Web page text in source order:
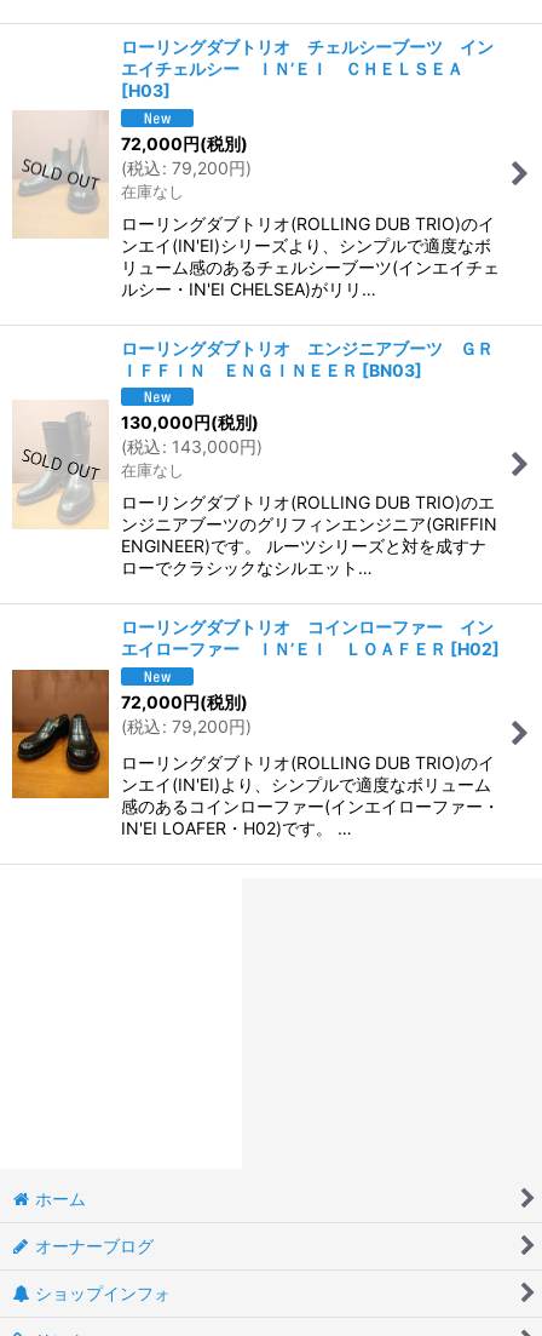
ローリングダブトリオ チェルシーブーツ イン
エイチェルシー ＩＮ’ＥＩ ＣＨＥＬＳＥＡ
[H03]
72,000円(税別)
(税込: 79,200円)
在庫なし
ローリングダブトリオ(ROLLING DUB TRIO)のイ
ンエイ(IN'EI)シリーズより、シンプルで適度なボ
リューム感のあるチェルシーブーツ(インエイチェ
ルシー・IN'EI CHELSEA)がリリ…
ローリングダブトリオ エンジニアブーツ ＧＲ
ＩＦＦＩＮ ＥＮＧＩＮＥＥＲ [BN03]
130,000円(税別)
(税込: 143,000円)
在庫なし
ローリングダブトリオ(ROLLING DUB TRIO)のエ
ンジニアブーツのグリフィンエンジニア(GRIFFIN
ENGINEER)です。 ルーツシリーズと対を成すナ
ローでクラシックなシルエット…
ローリングダブトリオ コインローファー イン
エイローファー ＩＮ’ＥＩ ＬＯＡＦＥＲ [H02]
72,000円(税別)
(税込: 79,200円)
ローリングダブトリオ(ROLLING DUB TRIO)のイ
ンエイ(IN'EI)より、シンプルで適度なボリューム
感のあるコインローファー(インエイローファー・
IN'EI LOAFER・H02)です。 …
ホーム
オーナーブログ
ショップインフォ